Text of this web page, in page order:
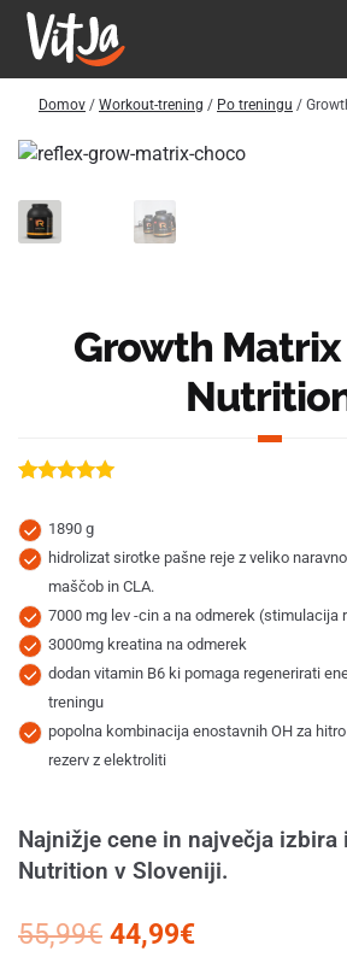
Domov / Workout-trening / Po treningu /
Growth
4.88od 5 na
podlagi
ocene
strank
1890 g
hidrolizat sirotke pašne reje z veliko
maščob in CLA.
7000 mg lev -cin a na odmerek (stimulacija
3000mg kreatina na odmerek
dodan vitamin B6 ki pomaga regenerirati
treningu
popolna kombinacija enostavnih OH za
rezerv z elektroliti
Najnižje cene in največja izbira
Nutrition v Sloveniji.
55,99€ 44,99€